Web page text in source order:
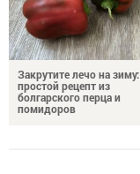
Закрутите лечо на зиму:
простой рецепт из
болгарского перца и
помидоров